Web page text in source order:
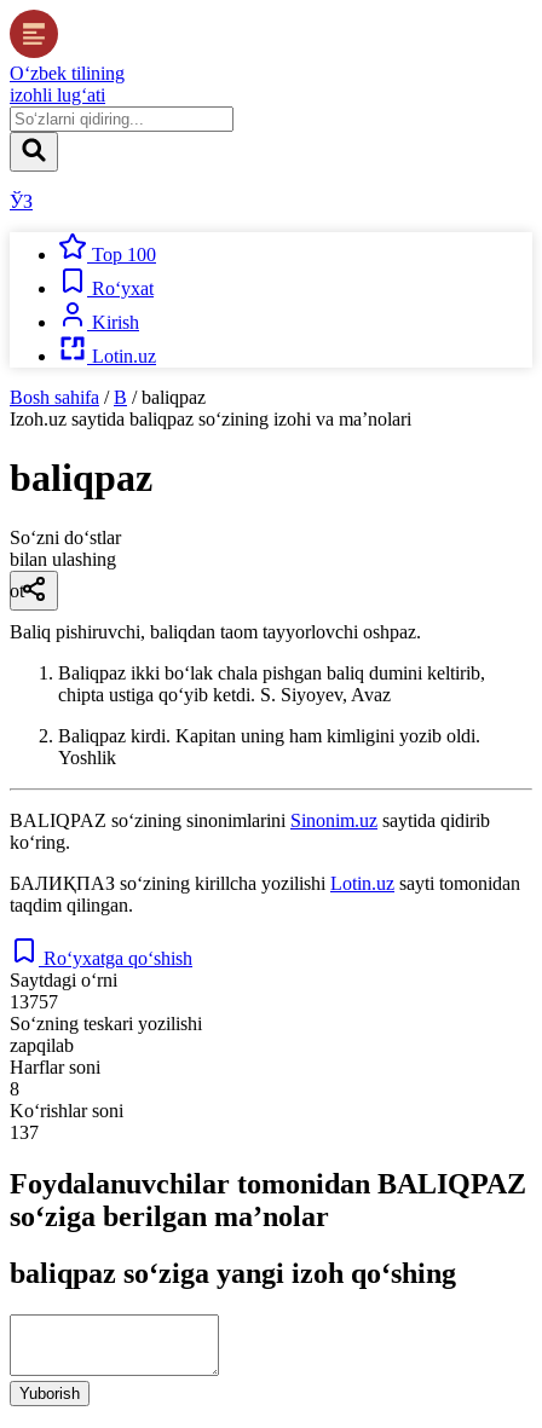
O‘zbek tilining
izohli lug‘ati
ЎЗ
Top 100
Ro‘yxat
Kirish
Lotin.uz
Bosh sahifa / B / baliqpaz
Izoh.uz saytida baliqpaz so‘zining izohi va ma’nolari
baliqpaz
So‘zni do‘stlar
bilan ulashing
ot
Baliq pishiruvchi, baliqdan taom tayyorlovchi oshpaz.
Baliqpaz ikki boʻlak chala pishgan baliq dumini keltirib,
chipta ustiga qoʻyib ketdi. S. Siyoyev, Avaz
Baliqpaz kirdi. Kapitan uning ham kimligini yozib oldi.
Yoshlik
BALIQPAZ so‘zining sinonimlarini Sinonim.uz saytida qidirib
ko‘ring.
БАЛИҚПАЗ so‘zining kirillcha yozilishi Lotin.uz sayti tomonidan
taqdim qilingan.
Ro‘yxatga qo‘shish
Saytdagi o‘rni
13757
So‘zning teskari yozilishi
zapqilab
Harflar soni
8
Ko‘rishlar soni
137
Foydalanuvchilar tomonidan BALIQPAZ
so‘ziga berilgan ma’nolar
baliqpaz so‘ziga yangi izoh qo‘shing
Yuborish